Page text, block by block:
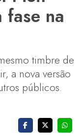
fase na
timbre de
a nova versão
públicos.